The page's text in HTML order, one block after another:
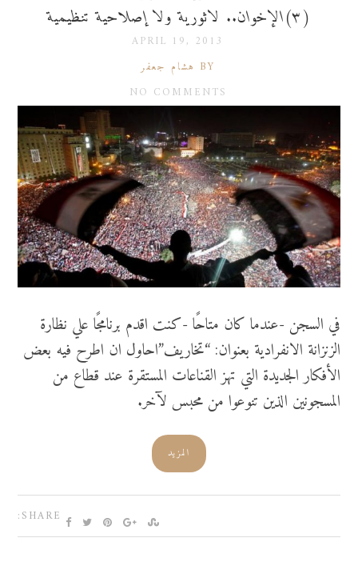
(٣)الإخوان.. لاثورية ولا إصلاحية تنظيمية
APRIL 19, 2013
BY هشام جعفر
NO COMMENTS
في السجن -عندما كان متاحًا -كنت اقدم برنامجًا علي نظارة
الزنزانة الانفرادية بعنوان: “تخاريف”احاول ان اطرح فيه بعض
الأفكار الجديدة التي تهز القناعات المستقرة عند قطاع من
المسجونين الذين تنوعوا من محبس لآخر.
المزيد
SHARE: